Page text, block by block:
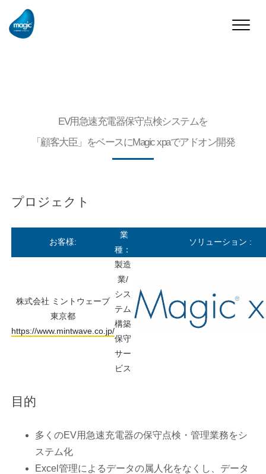
Toggle
EV用急速充電器保守点検システムを
「顧客大臣」をベースにMagic xpaでアドオン開発
プロジェクト
お客様:
業
種：
ソリューション :
株式会社 ミントウェーブ
東京都
https://www.mintwave.co.jp/
製造
業/
シス
テム
構築
保守
サー
ビス
目的
多くのEV用急速充電器の保守点検・管理業務をシ
ステム化
Excel管理によるデータの属人化をなくし、データ